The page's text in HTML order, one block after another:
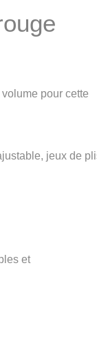
pour cette
jeux de
et